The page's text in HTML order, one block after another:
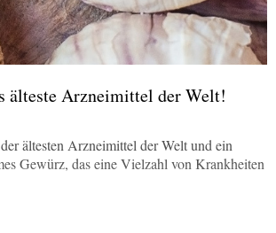
älteste Arzneimittel der Welt!
ältesten Arzneimittel der Welt und ein
Gewürz, das eine Vielzahl von Krankheiten